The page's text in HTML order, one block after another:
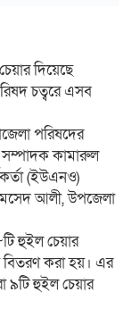
দিয়েছে
চত্বরে এসব
পরিষদের
সম্পাদক কামারুল
(ইউএনও)
আলী, উপজেলা
হুইল চেয়ার
বিতরণ করা হয়। এর
হুইল চেয়ার